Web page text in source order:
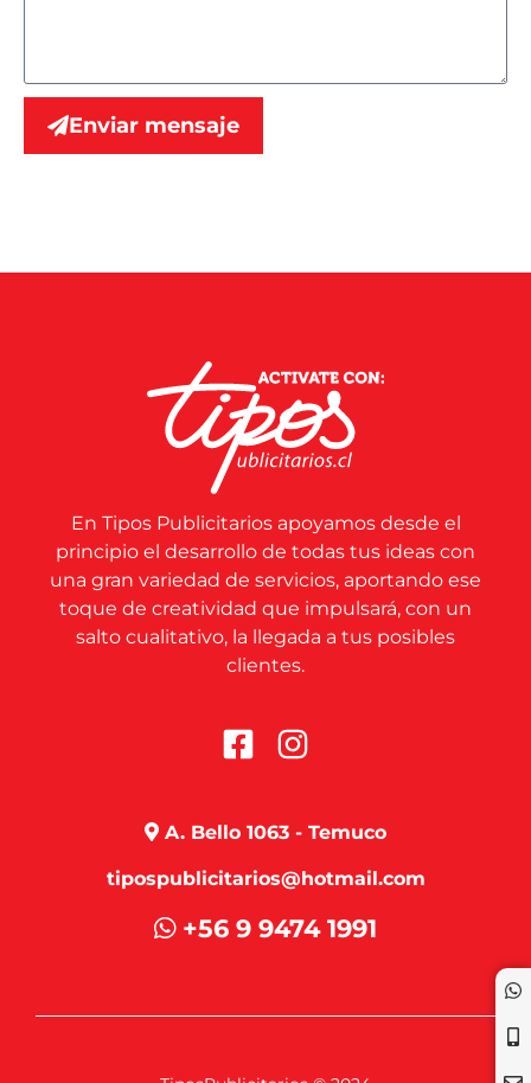
Enviar mensaje
En Tipos Publicitarios apoyamos desde el
principio el desarrollo de todas tus ideas con
una gran variedad de servicios, aportando ese
toque de creatividad que impulsará, con un
salto cualitativo, la llegada a tus posibles
clientes.
A. Bello 1063 - Temuco
tipospublicitarios@hotmail.com
+56 9 9474 1991